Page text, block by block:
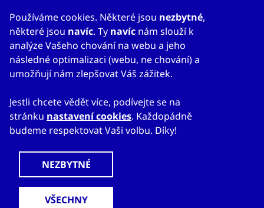
Kontakty
© 2023
CzechTrade
Mapa webuProhlášení o přístupnosti
Nastavení cookies
Používáme cookies. Některé jsou nezbytné,
některé jsou navíc. Ty navíc nám slouží k
analýze Vašeho chování na webu a jeho
následné optimalizaci (webu, ne chování) a
umožňují nám zlepšovat Váš zážitek.
Jestli chcete vědět více, podívejte se na
stránku nastavení cookies. Každopádně
budeme respektovat Vaši volbu. Díky!